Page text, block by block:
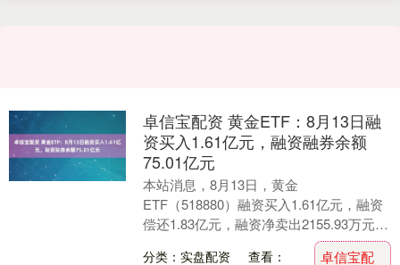
卓信宝配资 黄金ETF：8月13日融
资买入1.61亿元，融资融券余额
75.01亿元
本站消息，8月13日，黄金
ETF（518880）融资买入1.61亿元，融资
偿还1.83亿元，融资净卖出2155.93万元，
融资余额75.01亿元。 融券方面，当....
分类：实盘配资
查看：
卓信宝配